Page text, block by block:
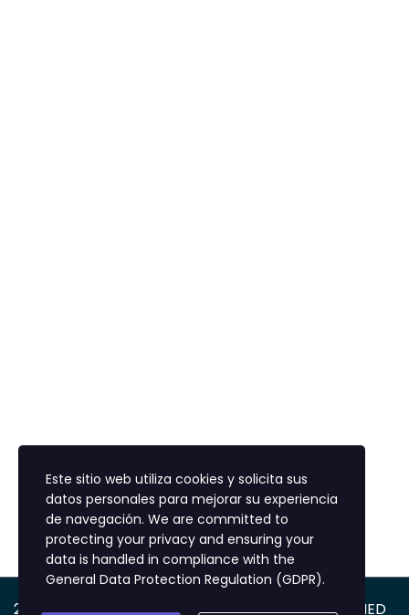
2026 Copyright © Colegio Enrique Olaya Herrera IED
Este sitio web utiliza cookies y solicita sus
datos personales para mejorar su experiencia
de navegación. We are committed to
protecting your privacy and ensuring your
data is handled in compliance with the
General Data Protection Regulation (GDPR).